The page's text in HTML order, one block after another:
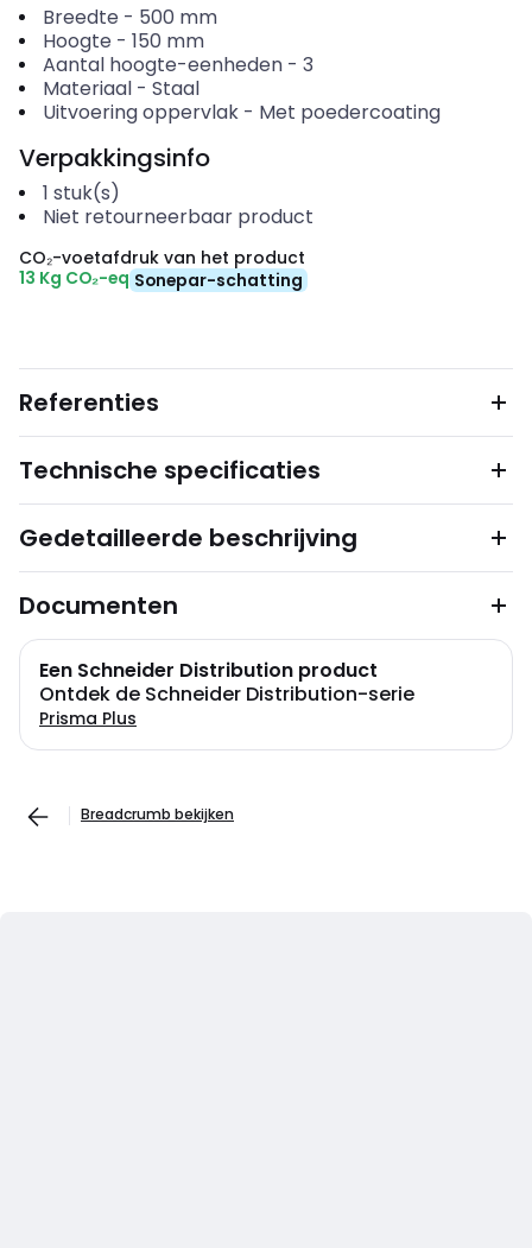
Breedte - 500 mm
Hoogte - 150 mm
Aantal hoogte-eenheden- 3
Materiaal- Staal
Uitvoering oppervlak- Met poedercoating
Verpakkingsinfo
1 stuk(s)
Niet retourneerbaar product
CO₂-voetafdruk van het product
13 Kg CO₂-eq Sonepar-schatting
Referenties
Technische specificaties
Gedetailleerde beschrijving
Documenten
Een Schneider Distribution product
Ontdek de Schneider Distribution-serie
Prisma Plus
Breadcrumb bekijken